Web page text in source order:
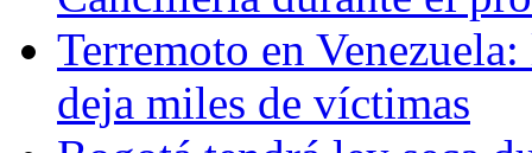
Terremoto en
deja miles de víctimas